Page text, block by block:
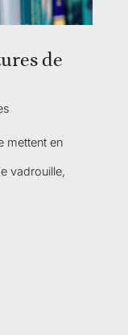
de
mettent en
vadrouille,